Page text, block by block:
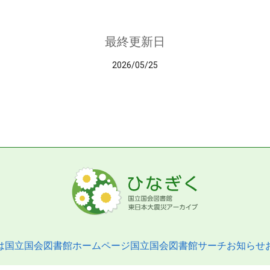
最終更新日
2026/05/25
国立国会図書館ホームページ国立国会図書館サーチお知らせ